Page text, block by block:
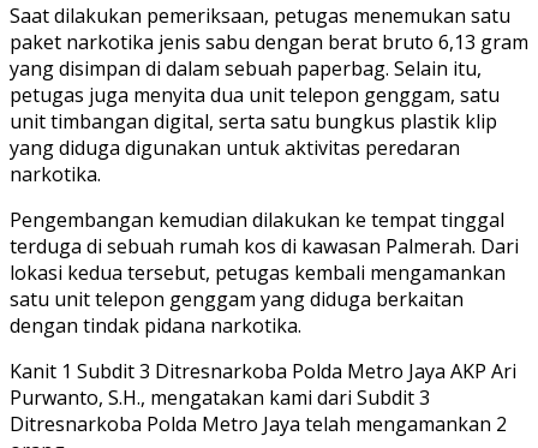
Saat dilakukan pemeriksaan, petugas menemukan satu
paket narkotika jenis sabu dengan berat bruto 6,13 gram
yang disimpan di dalam sebuah paperbag. Selain itu,
petugas juga menyita dua unit telepon genggam, satu
unit timbangan digital, serta satu bungkus plastik klip
yang diduga digunakan untuk aktivitas peredaran
narkotika.
Pengembangan kemudian dilakukan ke tempat tinggal
terduga di sebuah rumah kos di kawasan Palmerah. Dari
lokasi kedua tersebut, petugas kembali mengamankan
satu unit telepon genggam yang diduga berkaitan
dengan tindak pidana narkotika.
Kanit 1 Subdit 3 Ditresnarkoba Polda Metro Jaya AKP Ari
Purwanto, S.H., mengatakan kami dari Subdit 3
Ditresnarkoba Polda Metro Jaya telah mengamankan 2